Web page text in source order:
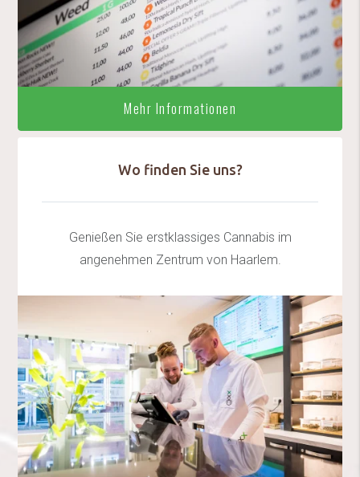
Mehr Informationen
Wo finden Sie uns?
Genießen Sie erstklassiges Cannabis im
angenehmen Zentrum von Haarlem.